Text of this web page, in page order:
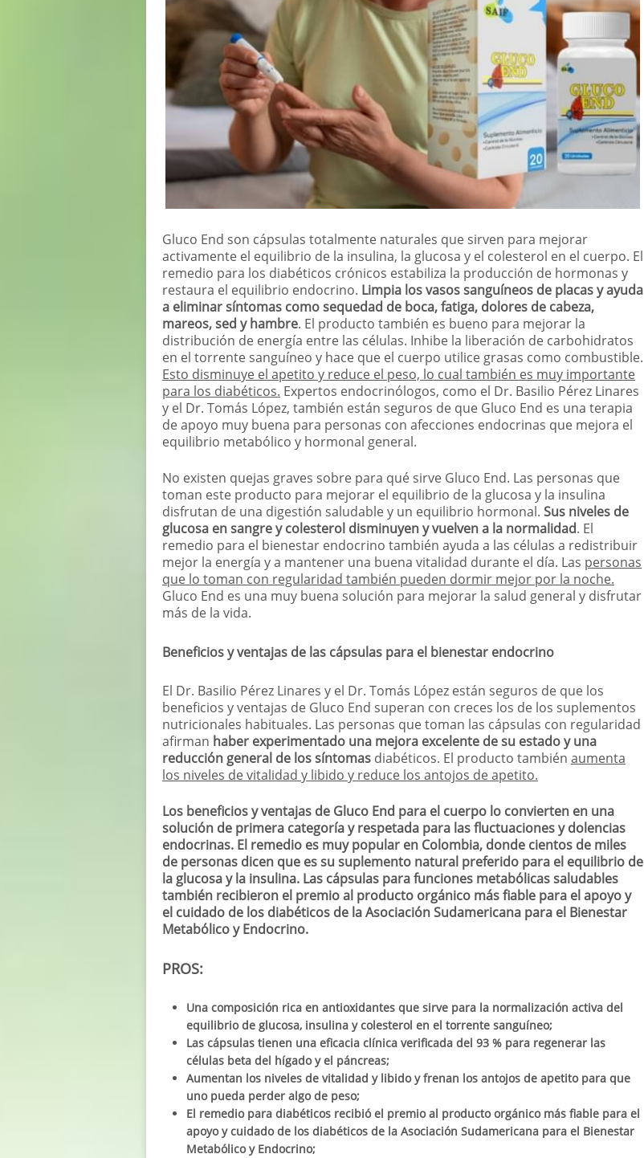
Gluco End son cápsulas totalmente naturales que sirven para mejorar
activamente el equilibrio de la insulina, la glucosa y el colesterol en el cuerpo. El
remedio para los diabéticos crónicos estabiliza la producción de hormonas y
restaura el equilibrio endocrino. Limpia los vasos sanguíneos de placas y ayuda
a eliminar síntomas como sequedad de boca, fatiga, dolores de cabeza,
mareos, sed y hambre. El producto también es bueno para mejorar la
distribución de energía entre las células. Inhibe la liberación de carbohidratos
en el torrente sanguíneo y hace que el cuerpo utilice grasas como combustible.
Esto disminuye el apetito y reduce el peso, lo cual también es muy importante
para los diabéticos. Expertos endocrinólogos, como el Dr. Basilio Pérez Linares
y el Dr. Tomás López, también están seguros de que Gluco End es una terapia
de apoyo muy buena para personas con afecciones endocrinas que mejora el
equilibrio metabólico y hormonal general.
No existen quejas graves sobre para qué sirve Gluco End. Las personas que
toman este producto para mejorar el equilibrio de la glucosa y la insulina
disfrutan de una digestión saludable y un equilibrio hormonal. Sus niveles de
glucosa en sangre y colesterol disminuyen y vuelven a la normalidad. El
remedio para el bienestar endocrino también ayuda a las células a redistribuir
mejor la energía y a mantener una buena vitalidad durante el día. Las personas
que lo toman con regularidad también pueden dormir mejor por la noche.
Gluco End es una muy buena solución para mejorar la salud general y disfrutar
más de la vida.
Beneficios y ventajas de las cápsulas para el bienestar endocrino
El Dr. Basilio Pérez Linares y el Dr. Tomás López están seguros de que los
beneficios y ventajas de Gluco End superan con creces los de los suplementos
nutricionales habituales. Las personas que toman las cápsulas con regularidad
afirman haber experimentado una mejora excelente de su estado y una
reducción general de los síntomas diabéticos. El producto también aumenta
los niveles de vitalidad y libido y reduce los antojos de apetito.
Los beneficios y ventajas de Gluco End para el cuerpo lo convierten en una
solución de primera categoría y respetada para las fluctuaciones y dolencias
endocrinas. El remedio es muy popular en Colombia, donde cientos de miles
de personas dicen que es su suplemento natural preferido para el equilibrio de
la glucosa y la insulina. Las cápsulas para funciones metabólicas saludables
también recibieron el premio al producto orgánico más fiable para el apoyo y
el cuidado de los diabéticos de la Asociación Sudamericana para el Bienestar
Metabólico y Endocrino.
PROS:
Una composición rica en antioxidantes que sirve para la normalización activa del
equilibrio de glucosa, insulina y colesterol en el torrente sanguíneo;
Las cápsulas tienen una eficacia clínica verificada del 93 % para regenerar las
células beta del hígado y el páncreas;
Aumentan los niveles de vitalidad y libido y frenan los antojos de apetito para que
uno pueda perder algo de peso;
El remedio para diabéticos recibió el premio al producto orgánico más fiable para el
apoyo y cuidado de los diabéticos de la Asociación Sudamericana para el Bienestar
Metabólico y Endocrino;